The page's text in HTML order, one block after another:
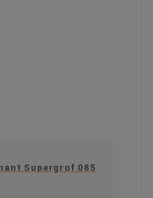
Supergrof 085